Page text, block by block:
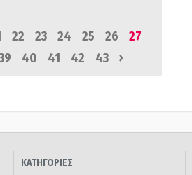
22 23 24 25 26
27
40 41 42 43 ›
ΚΑΤΗΓΟΡΙΕΣ